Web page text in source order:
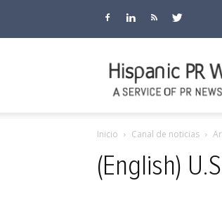
Inicio Canal de noticias
(English)